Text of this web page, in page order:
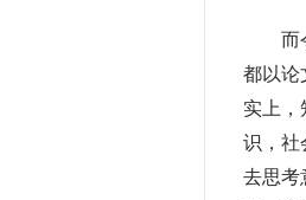
而令
都以论
实上，
识，社
去思考